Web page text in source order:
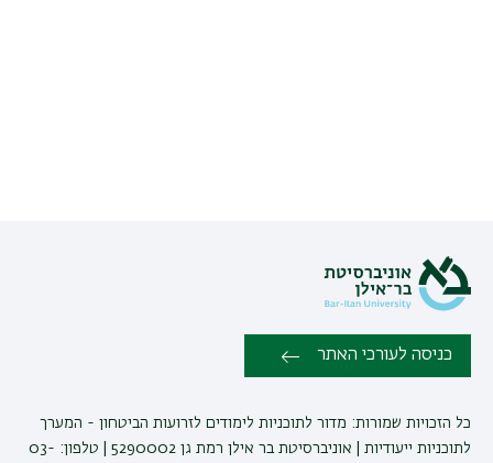
כניסה לעורכי האתר
כל הזכויות שמורות: מדור לתוכניות לימודים לזרועות הביטחון - המערך
לתוכניות ייעודיות | אוניברסיטת בר אילן רמת גן 5290002 | טלפון: 03-